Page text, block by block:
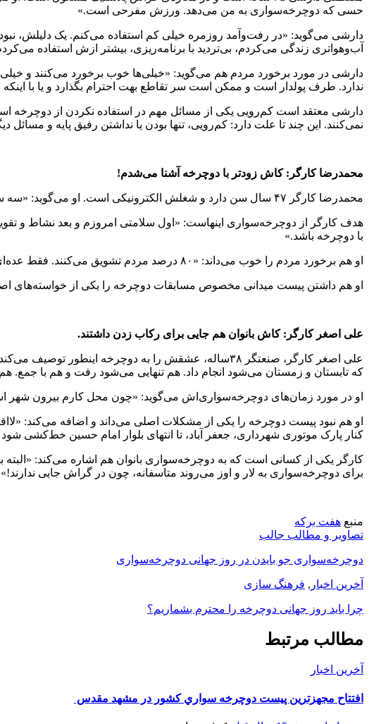
حسی که دوچرخه‌سواری به من می‌دهد. ورزش مفرحی است.»
دارشی می‌گوید: «در رفت‌وآمد روزمره خیلی کم استفاده می‌کنم. یک دلیلش،
آب‌وهواتری زندگی می‌کردم، بی‌تردید با برنامه‌ریزی، بیشتر ازش استفاده
دارشی در مورد برخورد مردم هم می‌گوید: «خیلی‌ها خوب برخورد می‌کنند و
ندارد. طرف پولدار است و ممکن است سر تقاطع بهت احترام بگذارد و یا با
دارشی معتقد است کم‌رویی یکی از مسائل مهم در استفاده نکردن از دوچرخه
نمی‌کنند. این چند تا علت دارد: کم‌رویی، تنها بودن یا نداشتن رفیق پایه و
محمدرضا کارگر: کاش زودتر با دوچرخه آشنا می‌شدم!
محمدرضا کارگر ۴۷ سال سن دارد و شغلش الکترونیکی است. او می‌گوید: «سه سال است که دوچرخه‌سوار شده‌ام، و ای کاش زودتر آشنا می‌شدم!»
هدف کارگر از دوچرخه‌سواری اینهاست: «اول سلامتی امروزم و بعد نشاط و
با دوچرخه باشد.»
او هم برخورد مردم را خوب می‌داند: «۸۰ درصد مردم تشویق می‌کنند. فقط عده‌ای نوجوان موتورسوار هستند که اذیت می‌کنند.»
او هم داشتن پیست میدانی مخصوص مسابقات دوچرخه را یکی از خواسته‌های
علی اصغر کارگر: کاش بانوان هم جایی برای رکاب زدن داشتند.
علی اصغر کارگر، صنعتگر ۳۸ساله، عشقش را به دوچرخه
که تابستان و زمستان می‌شود انجام داد. هم تنهایی می‌شود رفت و هم با
او در مورد زمان‌های دوچرخه‌سواری‌اش می‌گوید: «چون محل کارم بیرون شهر
او هم نبود پیست دوچرخه را یکی از مشکلات اصلی می‌داند و اضافه می‌کند:
کنار پارک موتوری شهرداری، جعفر آباد، تا انتهای بلوار امام حسین
کارگر یکی از کسانی است که به دوچرخه‌سواری بانوان هم اشاره می‌کند: «البته
برای دوچرخه‌سواری به لار و اوز می‌روند متاسفانه، چون در گراش جایی ندارند!»
منبع هفت برکه
تصاویر و مطالب جالب
دوچرخه‌سواری جو بایدن در روز جهانی دوچرخه‌سواری
آخرین اخبار , فرهنگ سازی
چرا باید روز جهانی دوچرخه را محترم بشماریم؟
مطالب مرتبط
آخرین اخبار
افتتاح مجهزترين پيست دوچرخه سواري كشور در مشهد مقدس